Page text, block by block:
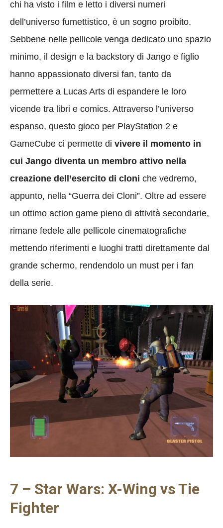
chi ha visto i film e letto i diversi numeri
dell’universo fumettistico, è un sogno proibito.
Sebbene nelle pellicole venga dedicato uno spazio
minimo, il design e la backstory di Jango e figlio
hanno appassionato diversi fan, tanto da
permettere a Lucas Arts di espandere le loro
vicende tra libri e comics. Attraverso l’universo
espanso, questo gioco per PlayStation 2 e
GameCube ci permette di vivere il momento in
cui Jango diventa un membro attivo nella
creazione dell’esercito di cloni che vedremo,
appunto, nella “Guerra dei Cloni”. Oltre ad essere
un ottimo action game pieno di attività secondarie,
rimane fedele alle pellicole cinematografiche
mettendo riferimenti e luoghi tratti direttamente dal
grande schermo, rendendolo un must per i fan
della serie.
7 – Star Wars: X-Wing vs Tie
Fighter